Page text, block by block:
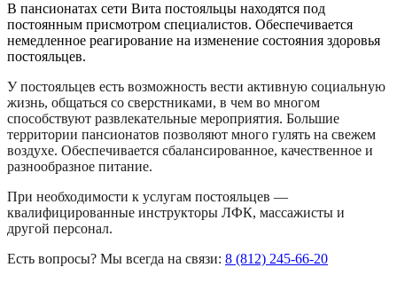
В пансионатах сети Вита постояльцы находятся под
постоянным присмотром специалистов. Обеспечивается
немедленное реагирование на изменение состояния здоровья
постояльцев.
У постояльцев есть возможность вести активную социальную
жизнь, общаться со сверстниками, в чем во многом
способствуют развлекательные мероприятия. Большие
территории пансионатов позволяют много гулять на свежем
воздухе. Обеспечивается сбалансированное, качественное и
разнообразное питание.
При необходимости к услугам постояльцев —
квалифицированные инструкторы ЛФК, массажисты и
другой персонал.
Есть вопросы? Мы всегда на связи: 8 (812) 245-66-20